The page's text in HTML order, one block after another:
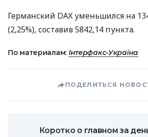
Германский DAX уменьшился на
(2,25%), составив 5842,14 пункта.
По материалам: Інтерфакс-Україна
ПОДЕЛИТЬСЯ
Коротко о главном за